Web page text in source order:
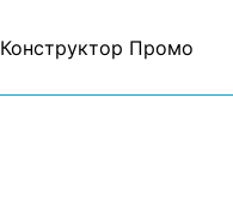
Конструктор Промо